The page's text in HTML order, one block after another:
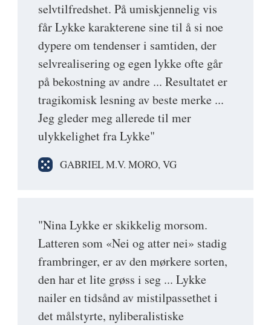
selvtilfredshet. På umiskjennelig vis
får Lykke karakterene sine til å si noe
dypere om tendenser i samtiden, der
selvrealisering og egen lykke ofte går
på bekostning av andre ... Resultatet er
tragikomisk lesning av beste merke ...
Jeg gleder meg allerede til mer
ulykkelighet fra Lykke"
GABRIEL M.V. MORO, VG
"Nina Lykke er skikkelig morsom.
Latteren som «Nei og atter nei» stadig
frambringer, er av den mørkere sorten,
den har et lite grøss i seg ... Lykke
nailer en tidsånd av mistilpassethet i
det målstyrte, nyliberalistiske